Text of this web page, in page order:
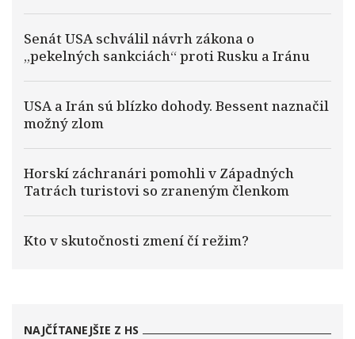
Senát USA schválil návrh zákona o
„pekelných sankciách“ proti Rusku a Iránu
USA a Irán sú blízko dohody. Bessent naznačil
možný zlom
Horskí záchranári pomohli v Západných
Tatrách turistovi so zraneným členkom
Kto v skutočnosti zmení čí režim?
NAJČÍTANEJŠIE Z HS